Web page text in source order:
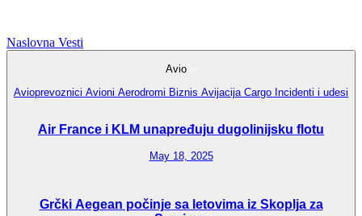
Naslovna Vesti
Avio
Avioprevoznici Avioni Aerodromi Biznis Avijacija Cargo Incidenti i udesi
Air France i KLM unapređuju dugolinijsku flotu
May 18, 2025
Grčki Aegean počinje sa letovima iz Skoplja za